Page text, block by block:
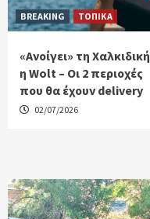
BREAKING ΤΟΠΙΚΑ
«Ανοίγει» τη Χαλκιδική
η Wolt – Οι 2 περιοχές
που θα έχουν delivery
02/07/2026